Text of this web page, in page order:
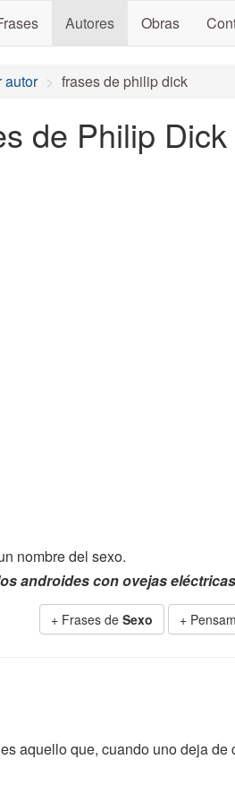
Autores Obras
autor frases de philip dick
de Philip Dick
nombre del sexo.
androides con ovejas
+ Frases de Sexo +
aquello que, cuando uno deja de